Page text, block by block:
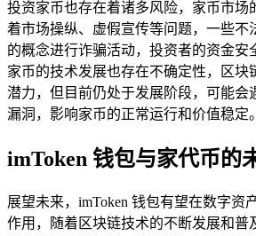
投资家币也存在着诸多风险，家币市场
着市场操纵、虚假宣传等问题，一些不
的概念进行诈骗活动，投资者的资金安
家币的技术发展也存在不确定性，区块
潜力，但目前仍处于发展阶段，可能会
漏洞，影响家币的正常运行和价值稳定。
imToken 钱包与家代币的
展望未来，imToken 钱包有望在数字资
作用，随着区块链技术的不断发展和普